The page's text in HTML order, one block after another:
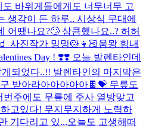
바위게들에게도 너무너무 고
생각이 든 하루.. 시상식 무대에
어땠나요?🙄 상큼했나요..? 허허
사진작가 밍밍🐹👧🏻움뫙 힘내
Day ! ❣️❣️ 오늘 발렌타인데
되었다..!! 발렌타인의 마지막은
받아라아아아아아🍫💝 무릎도
주에도 무릎에 주사 열방맞고
고있다! 무지무지하게 노력하
기다리고 있...오늘도 고생해떠